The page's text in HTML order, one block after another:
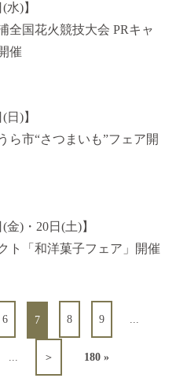
水)】
全国花火競技大会 PRキャ
催
日)】
ら市“さつまいも”フェア開
(金)・20日(土)】
ト「和洋菓子フェア」開催
6 7 8 9 ...
... ＞ 180 »